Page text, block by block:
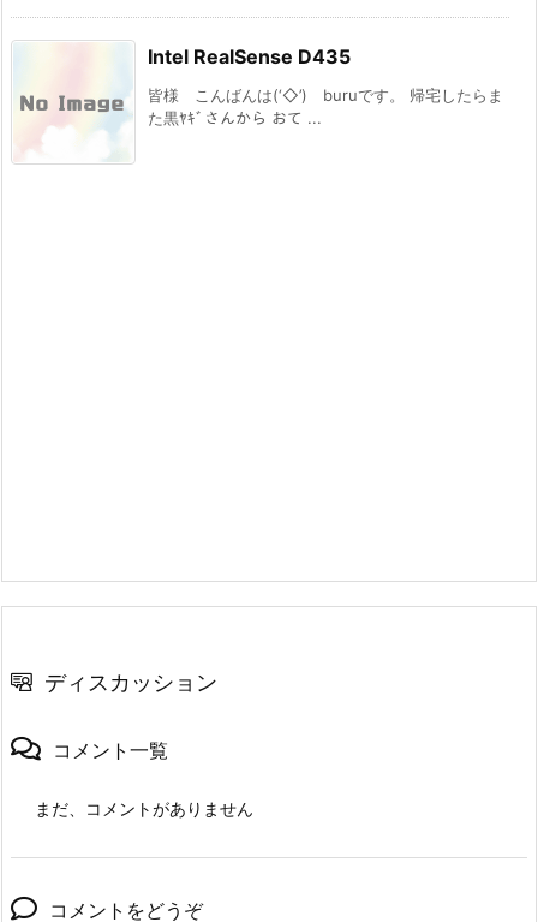
Intel RealSense D435
皆様 こんばんは(‘◇’)ゞburuです。 帰宅したらま
た黒ﾔｷﾞさんから おて ...
ディスカッション
コメント一覧
まだ、コメントがありません
コメントをどうぞ